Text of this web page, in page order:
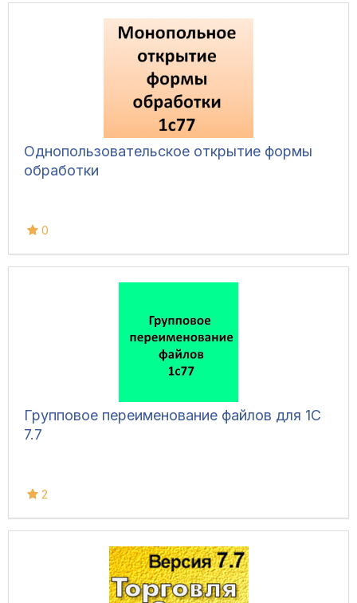
Однопользовательское открытие формы
обработки
0
Групповое переименование файлов для 1С
7.7
2